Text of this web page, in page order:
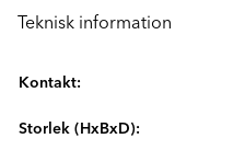
Teknisk information
Kontakt:
Storlek (HxBxD):